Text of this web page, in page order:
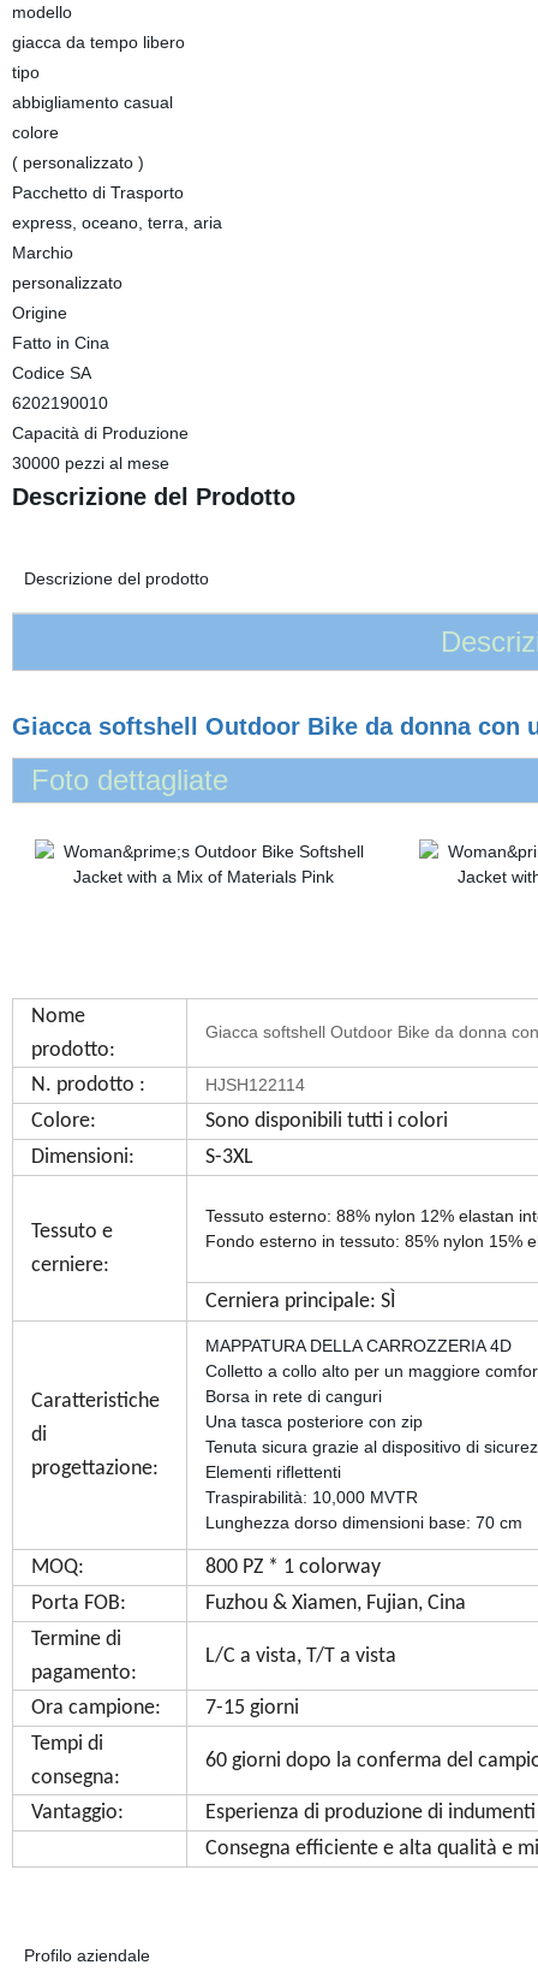
modello
giacca da tempo libero
tipo
abbigliamento casual
colore
( personalizzato )
Pacchetto di Trasporto
express, oceano, terra, aria
Marchio
personalizzato
Origine
Fatto in Cina
Codice SA
6202190010
Capacità di Produzione
30000 pezzi al mese
Descrizione del Prodotto
Descrizione del prodotto
Giacca softshell Outdoor Bike da donna con
Foto dettagliate
Nome
prodotto:
Giacca softshell Outdoor Bike da donna
N. prodotto : HJSH122114
Colore:
Sono disponibili tutti i colori
Dimensioni:
S-3XL
Tessuto e
cerniere:
Tessuto esterno: 88% nylon 12% elastan
Fondo esterno in tessuto: 85% nylon 15%
Cerniera principale: SÌ
Caratteristiche
di
progettazione:
MAPPATURA DELLA CARROZZERIA 4D
Colletto a collo alto per un maggiore
Borsa in rete di canguri
Una tasca posteriore con zip
Tenuta sicura grazie al dispositivo di
Elementi riflettenti
Traspirabilità: 10,000 MVTR
Lunghezza dorso dimensioni base: 70 cm
MOQ:
800 PZ * 1 colorway
Porta FOB:
Fuzhou & Xiamen, Fujian, Cina
Termine di
pagamento:
L/C a vista, T/T a vista
Ora campione:
7-15 giorni
Tempi di
consegna:
60 giorni dopo la conferma del
Vantaggio:
Esperienza di produzione di
Consegna efficiente e alta qualità e
Profilo aziendale